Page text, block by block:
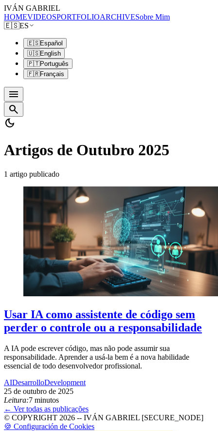
IVÁN GABRIEL
HOMEVIDEOSPORTFOLIOARCHIVESobre Mim
🇪🇸ES
🇪🇸Español
🇺🇸English
🇵🇹Português
🇫🇷Français
menu
search
dark_mode
Artigos de Outubro 2025
1 artigo publicado
Usar IA como assistente de código sem
perder o controle ou a responsabilidade
A IA pode escrever código, mas não pode assumir sua
responsabilidade. Aprender a usá-la bem é a nova habilidade
essencial de todo desenvolvedor profissional.
AIDesarrolloDevelopment
25 de outubro de 2025
Leitura:7 minutos
← Ver todas as publicações
© COPYRIGHT 2026 -- IVÁN GABRIEL [SECURE_NODE]
🍪 Configuración de Cookies